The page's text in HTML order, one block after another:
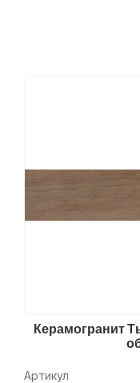
Керамогранит
Артикул